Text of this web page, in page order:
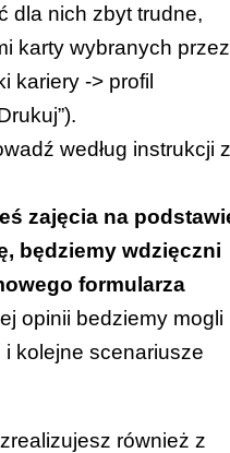
dla nich zbyt trudne,
karty wybranych przez
kariery -> profil
według instrukcji z
zajęcia na
będziemy wdzięczni
formularza
opinii bedziemy mogli
kolejne scenariusze
również z